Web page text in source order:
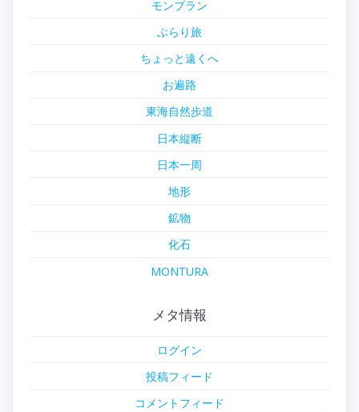
モンブラン
ぶらり旅
ちょっと遠くへ
お遍路
東海自然歩道
日本縦断
日本一周
地形
鉱物
化石
MONTURA
メタ情報
ログイン
投稿フィード
コメントフィード